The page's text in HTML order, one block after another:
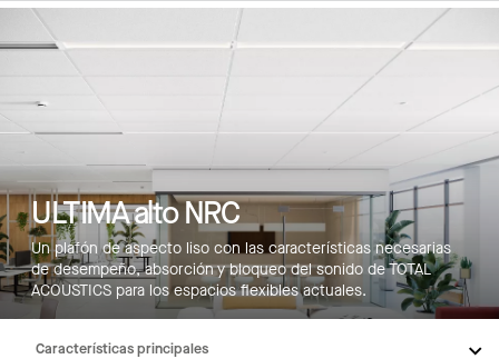
ULTIMA alto NRC
Un plafón de aspecto liso con las características necesarias
de desempeño, absorción y bloqueo del sonido de TOTAL
ACOUSTICS para los espacios flexibles actuales.
Características principales